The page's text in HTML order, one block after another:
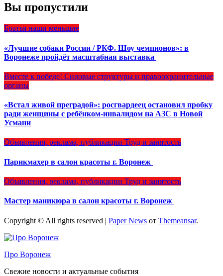
Вы пропустили
Братья наши меньшие
«Лучшие собаки России / РКФ. Шоу чемпионов»: в
Воронеже пройдёт масштабная выставка
Вместе к победе! Силовые структуры и правоохранительные
органы
«Встал живой преградой»: росгвардеец остановил пробку
ради женщины с ребёнком-инвалидом на АЗС в Новой
Усмани
Объявления, реклама, публикации Труд и занятость
Парикмахер в салон красоты г. Воронеж
Объявления, реклама, публикации Труд и занятость
Мастер маникюра в салон красоты г. Воронеж
Copyright © All rights reserved | Paper News от Themeansar.
Про Воронеж
Свежие новости и актуальные события